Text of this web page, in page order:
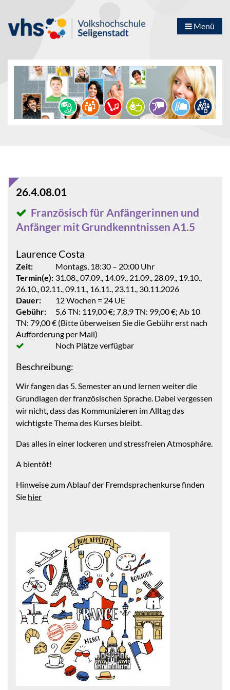
Menü
26.4.08.01
Französisch für Anfängerinnen und
Anfänger mit Grundkenntnissen A1.5
Laurence Costa
Zeit:
Montags, 18:30 – 20:00 Uhr
Termin(e): 31.08., 07.09., 14.09., 21.09., 28.09., 19.10.,
26.10., 02.11., 09.11., 16.11., 23.11., 30.11.2026
Dauer:
12 Wochen = 24 UE
Gebühr:
5,6 TN: 119,00 €; 7,8,9 TN: 99,00 €; Ab 10
TN: 79,00 € (Bitte überweisen Sie die Gebühr erst nach
Aufforderung per Mail)
Noch Plätze verfügbar
Beschreibung:
Wir fangen das 5. Semester an und lernen weiter die
Grundlagen der französischen Sprache. Dabei vergessen
wir nicht, dass das Kommunizieren im Alltag das
wichtigste Thema des Kurses bleibt.
Das alles in einer lockeren und stressfreien Atmosphäre.
A bientôt!
Hinweise zum Ablauf der Fremdsprachenkurse finden
Sie hier